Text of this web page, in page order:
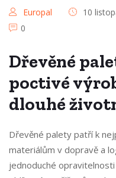
Europal 10
0
Dřevěné
poctivé
dlouhé
Dřevěné palety patří k
materiálům v dopravě a
jednoduché